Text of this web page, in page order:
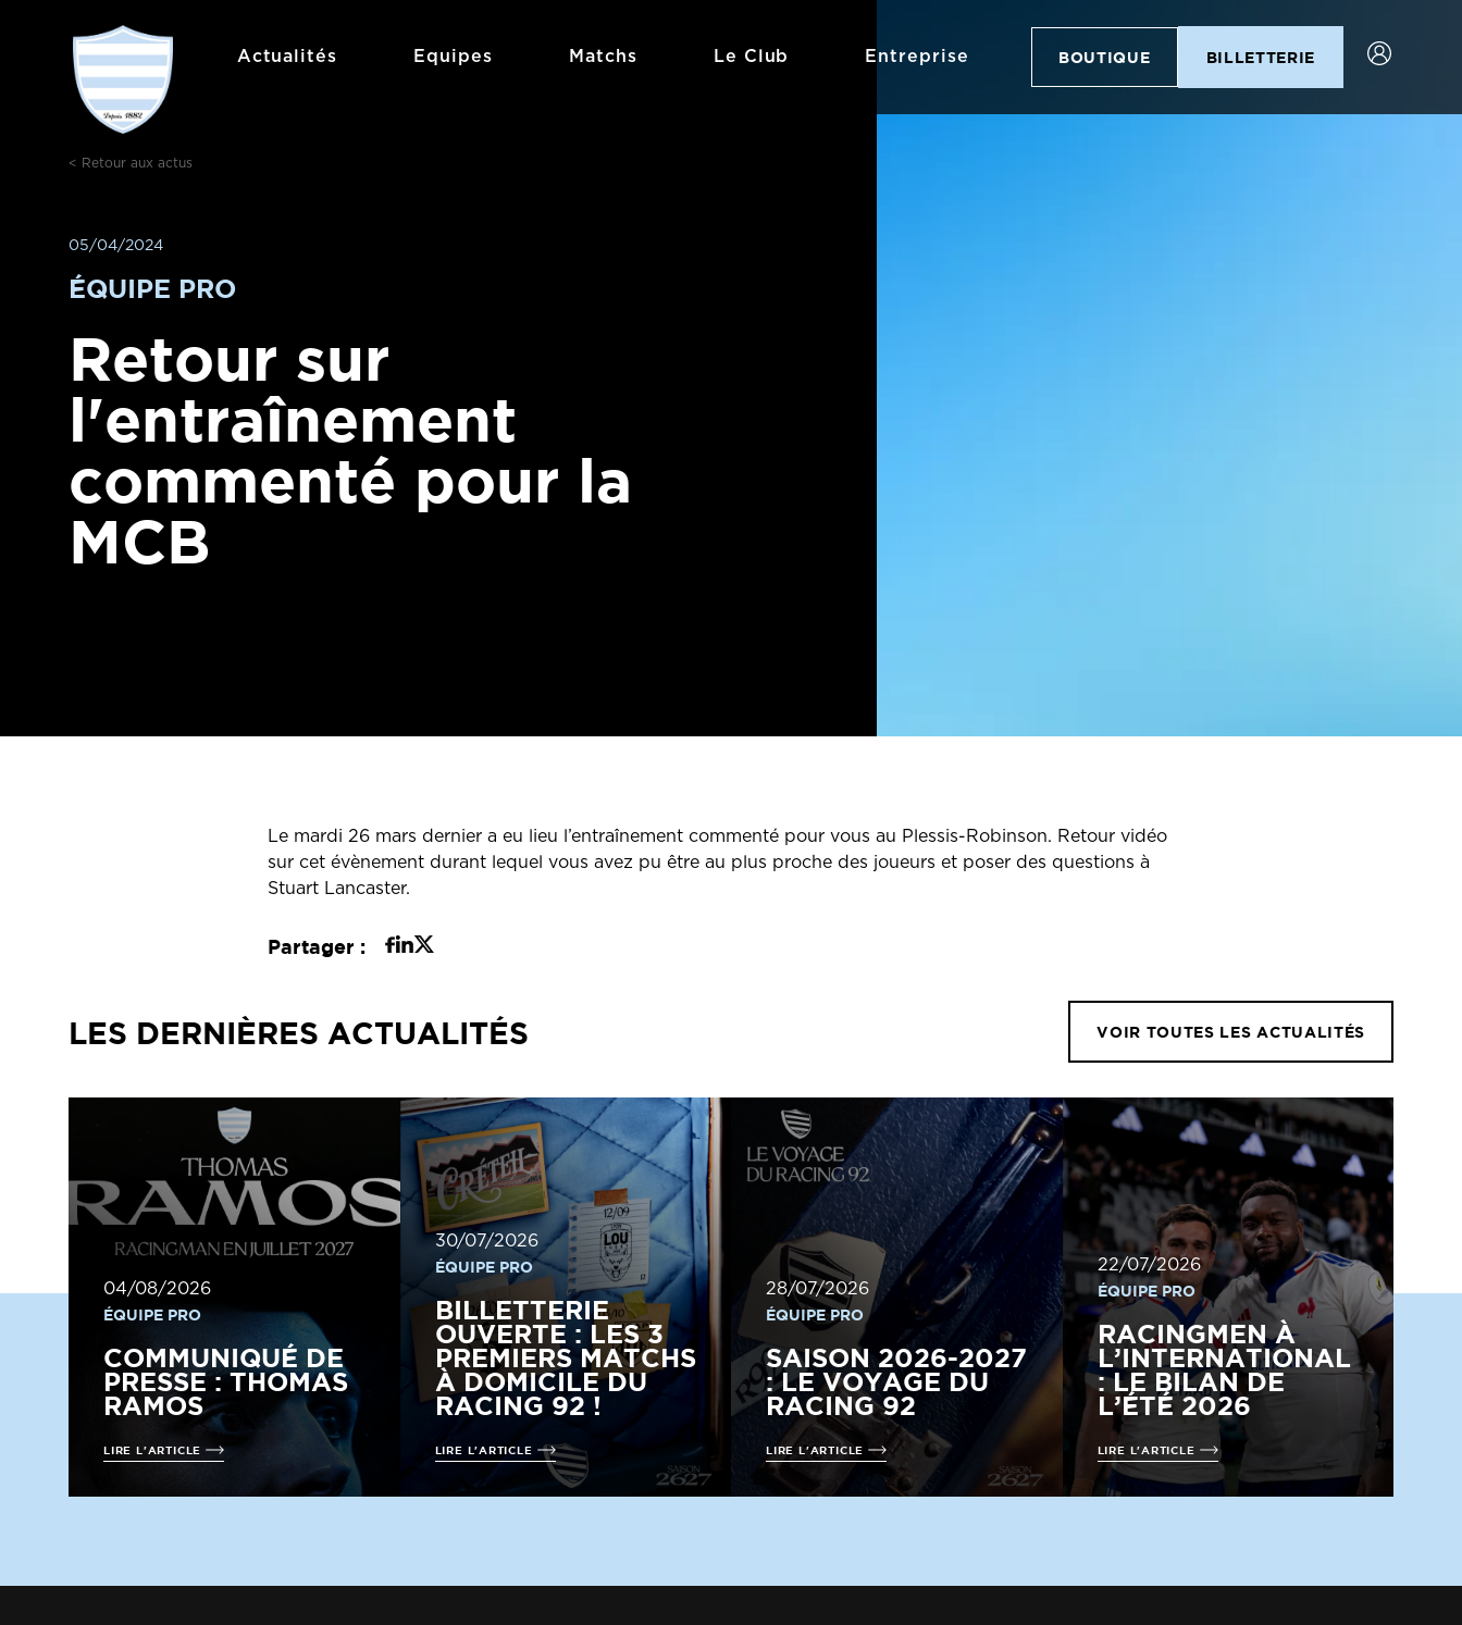
Actualités Equipes Matchs Le Club Entreprise BOUTIQUE BILLETTERIE
< Retour aux actus
05/04/2024
ÉQUIPE PRO
Retour sur
l'entraînement
commenté pour la
MCB
Le mardi 26 mars dernier a eu lieu l’entraînement commenté pour vous au Plessis-Robinson. Retour vidéo
sur cet évènement durant lequel vous avez pu être au plus proche des joueurs et poser des questions à
Stuart Lancaster.
Partager :
LES DERNIÈRES ACTUALITÉS VOIR TOUTES LES ACTUALITÉS
04/08/2026
ÉQUIPE PRO
COMMUNIQUÉ DE
PRESSE : THOMAS
RAMOS
LIRE L'ARTICLE
30/07/2026
ÉQUIPE PRO
BILLETTERIE
OUVERTE : LES 3
PREMIERS MATCHS
À DOMICILE DU
RACING 92 !
LIRE L'ARTICLE
28/07/2026
ÉQUIPE PRO
SAISON 2026-2027
: LE VOYAGE DU
RACING 92
LIRE L'ARTICLE
22/07/2026
ÉQUIPE PRO
RACINGMEN À
L’INTERNATIONAL
: LE BILAN DE
L’ÉTÉ 2026
LIRE L'ARTICLE